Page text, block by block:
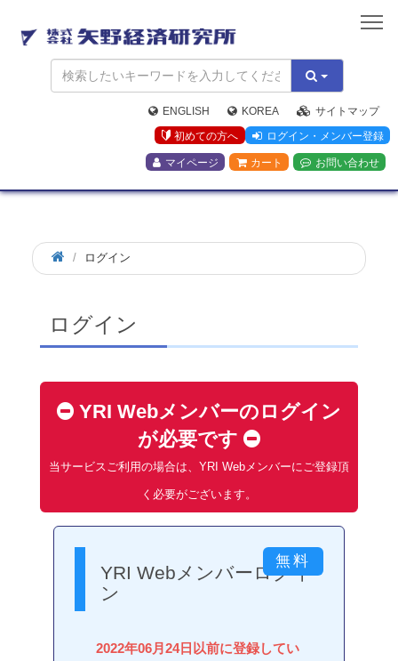
矢
野
経
済
研
究
所
ENGLISH KOREA
サイトマップ
初めての方へ
ログイン・メンバー登録
マイページ カート お問い合わせ
ログイン
ログイン
YRI Webメンバーのログイン
が必要です
当サービスご利用の場合は、YRI Webメンバーにご登録頂
く必要がございます。
YRI Webメンバーログイ
ン
2022年06月24日以前に登録してい